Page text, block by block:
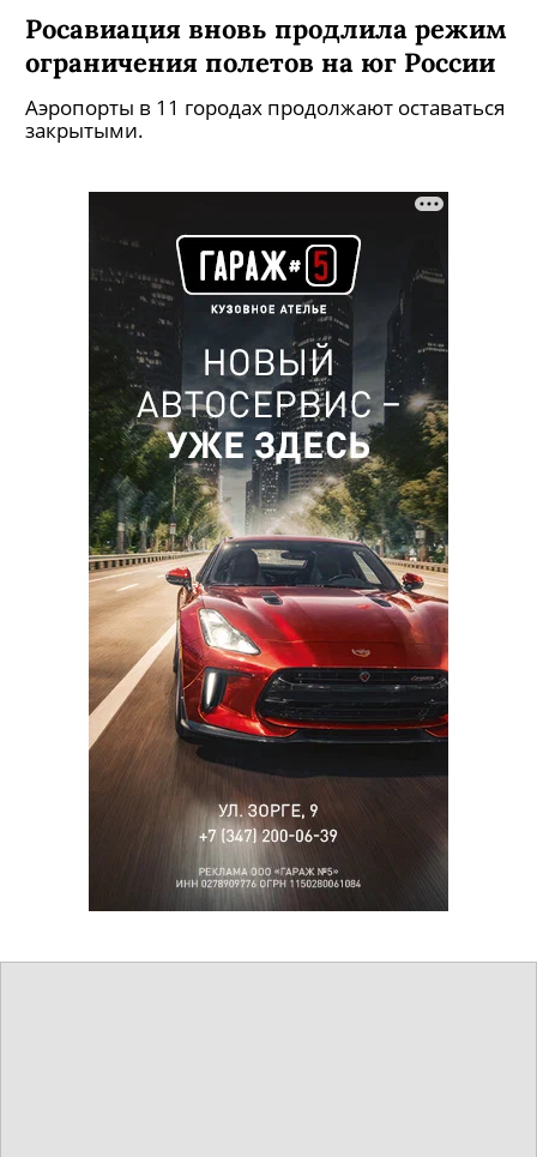
Росавиация вновь продлила режим
ограничения полетов на юг России
Аэропорты в 11 городах продолжают оставаться
закрытыми.